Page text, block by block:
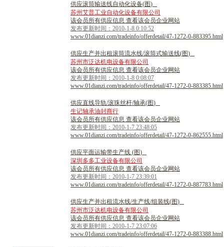
供应滚筒输送线自动化设备(图)
苏州艾普工业自动化设备有限公司
该会员所有供应信息 查看该会员企业网站
发布更新时间：2010-1-8 0:10:52
www.01dianzi.com/tradeinfo/offerdetail/47-1272-0-883395.html
供应生产并出租滚筒流水线/滚筒式输送线(图)
苏州市泛达机电设备有限公司
该会员所有供应信息 查看该会员企业网站
发布更新时间：2010-1-8 0:08:07
www.01dianzi.com/tradeinfo/offerdetail/47-1272-0-883385.html
供应直线导轨/滚珠丝杆/轴承(图)
生记轴承油封商行
该会员所有供应信息 查看该会员企业网站
发布更新时间：2010-1-7 23:48:05
www.01dianzi.com/tradeinfo/offerdetail/47-1272-0-862555.html
供应平面运输带生产线 (图)
深圳多多工业设备有限公司
该会员所有供应信息 查看该会员企业网站
发布更新时间：2010-1-7 23:39:01
www.01dianzi.com/tradeinfo/offerdetail/47-1272-0-887783.html
供应生产并出租流水线/生产线/组装线(图)
苏州市泛达机电设备有限公司
该会员所有供应信息 查看该会员企业网站
发布更新时间：2010-1-7 23:07:06
www.01dianzi.com/tradeinfo/offerdetail/47-1272-0-883388.html